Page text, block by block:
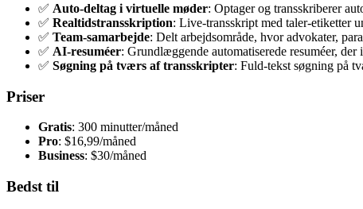
✅ Auto-deltag i virtuelle møder: Optager og transskriberer
✅ Realtidstransskription: Live-transskript med taler-etiketter
✅ Team-samarbejde: Delt arbejdsområde, hvor advokater,
✅ AI-resuméer: Grundlæggende automatiserede resuméer,
✅ Søgning på tværs af transskripter: Fuld-tekst søgning på
Priser
Gratis: 300 minutter/måned
Pro: $16,99/måned
Business: $30/måned
Bedst til